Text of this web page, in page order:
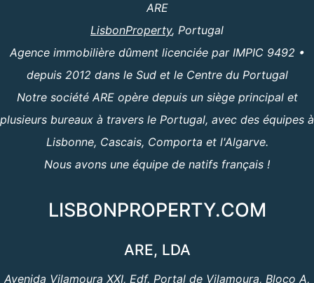
ARE
LisbonProperty, Portugal
Agence immobilière dûment licenciée par IMPIC 9492 •
depuis 2012 dans le Sud et le Centre du Portugal
Notre société ARE opère depuis un siège principal et
plusieurs bureaux à travers le Portugal, avec des équipes à
Lisbonne, Cascais, Comporta et l'Algarve.
Nous avons une équipe de natifs français !
LISBONPROPERTY.COM
ARE, LDA
Avenida Vilamoura XXI, Edf. Portal de Vilamoura, Bloco A,